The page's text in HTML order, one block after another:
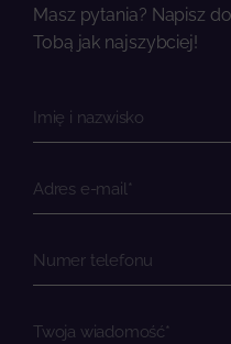
Masz pytania? Napisz
Tobą jak najszybciej!